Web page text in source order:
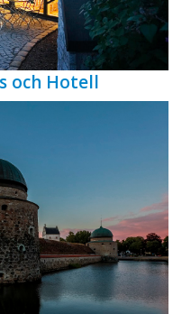
och Hotell